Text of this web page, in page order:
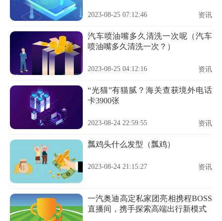
2023-08-25 07:12:46 资讯
汽车喷油嘴多久清洗一次呢（汽车
喷油嘴多久清洗一次？）
2023-08-25 04:12:16 资讯
“光猫”有猫腻？海关查获境外电话
卡3900张
2023-08-24 22:59:55 资讯
瓢鸡头什么发型（瓢鸡）
2023-08-24 21:15:27 资讯
一汽奥迪高定私家团亮相携程BOSS
直播间，携手探索高端出行新模式